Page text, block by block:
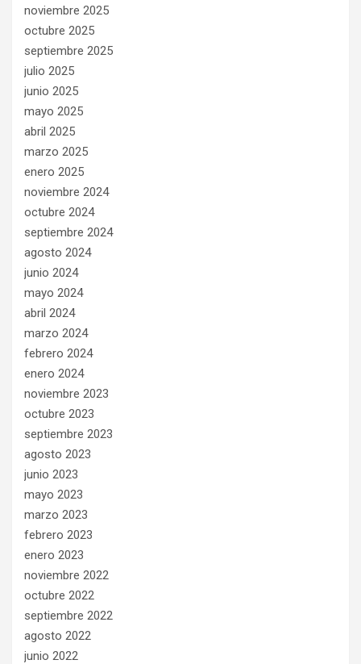
noviembre 2025
octubre 2025
septiembre 2025
julio 2025
junio 2025
mayo 2025
abril 2025
marzo 2025
enero 2025
noviembre 2024
octubre 2024
septiembre 2024
agosto 2024
junio 2024
mayo 2024
abril 2024
marzo 2024
febrero 2024
enero 2024
noviembre 2023
octubre 2023
septiembre 2023
agosto 2023
junio 2023
mayo 2023
marzo 2023
febrero 2023
enero 2023
noviembre 2022
octubre 2022
septiembre 2022
agosto 2022
junio 2022